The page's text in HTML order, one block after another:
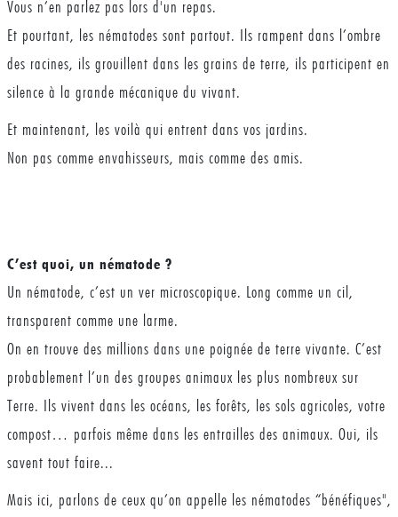
Vous n’en parlez pas lors d'un repas.
Et pourtant, les nématodes sont partout. Ils rampent dans l’ombre
des racines, ils grouillent dans les grains de terre, ils participent en
silence à la grande mécanique du vivant.
Et maintenant, les voilà qui entrent dans vos jardins.
Non pas comme envahisseurs, mais comme des amis.
C’est quoi, un nématode ?
Un nématode, c’est un ver microscopique. Long comme un cil,
transparent comme une larme.
On en trouve des millions dans une poignée de terre vivante. C’est
probablement l’un des groupes animaux les plus nombreux sur
Terre. Ils vivent dans les océans, les forêts, les sols agricoles, votre
compost… parfois même dans les entrailles des animaux. Oui, ils
savent tout faire...
Mais ici, parlons de ceux qu’on appelle les nématodes “bénéfiques",